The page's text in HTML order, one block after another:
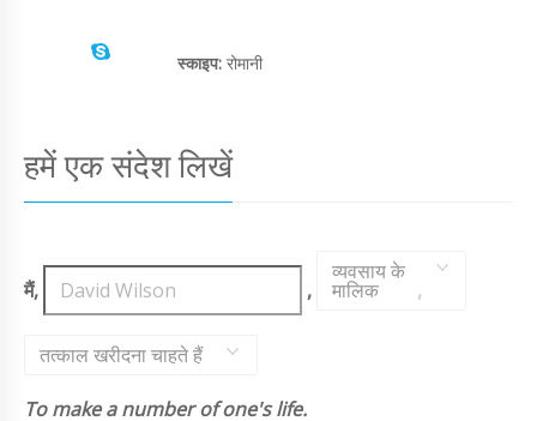
स्काइप: रोमानी
हमें एक संदेश लिखें
मैं, ,
व्यवसाय के
मालिक ,
तत्काल खरीदना चाहते हैं
To make a number of one's life.